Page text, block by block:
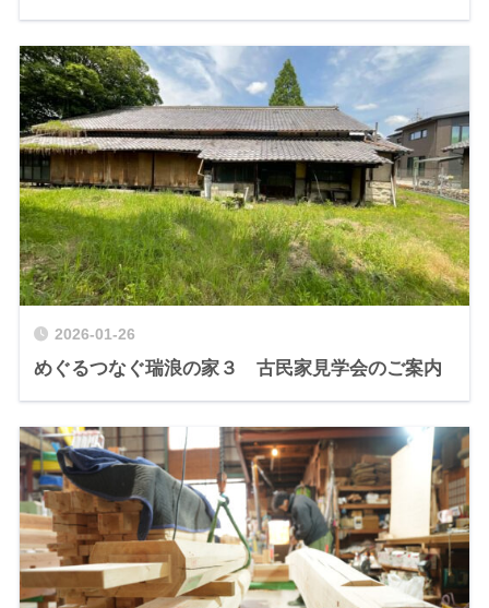
2026-01-26
めぐるつなぐ瑞浪の家３ 古民家見学会のご案内